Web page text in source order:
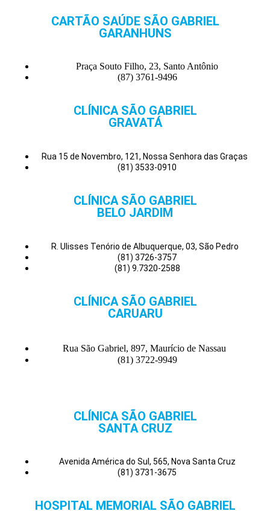
CARTÃO SAÚDE SÃO GABRIEL
GARANHUNS
Praça Souto Filho, 23, Santo Antônio
(87) 3761-9496
CLÍNICA SÃO GABRIEL
GRAVATÁ
Rua 15 de Novembro, 121, Nossa Senhora das Graças
(81) 3533-0910
CLÍNICA SÃO GABRIEL
BELO JARDIM
R. Ulisses Tenório de Albuquerque, 03, São Pedro
(81) 3726-3757
(81) 9.7320-2588
CLÍNICA SÃO GABRIEL
CARUARU
Rua São Gabriel, 897, Maurício de Nassau
(81) 3722-9949
CLÍNICA SÃO GABRIEL
SANTA CRUZ
Avenida América do Sul, 565, Nova Santa Cruz
(81) 3731-3675
HOSPITAL MEMORIAL SÃO GABRIEL